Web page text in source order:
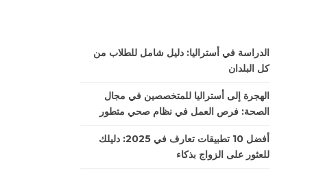
الدراسة في أستراليا: دليل شامل للطلاب من
كل البلدان
الهجرة إلى أستراليا للمتخصصين في مجال
الصحة: فرص العمل في نظام صحي متطور
أفضل 10 تطبيقات تعارف في 2025: دليلك
للعثور على الزواج بذكاء